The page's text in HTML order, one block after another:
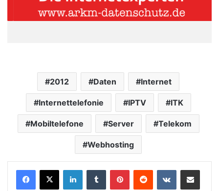
2012 Daten Internet
Internettelefonie IPTV ITK
Mobiltelefone Server Telekom
Webhosting